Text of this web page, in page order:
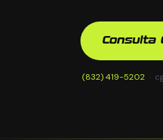
Consulta
(832) 419-5202 ·